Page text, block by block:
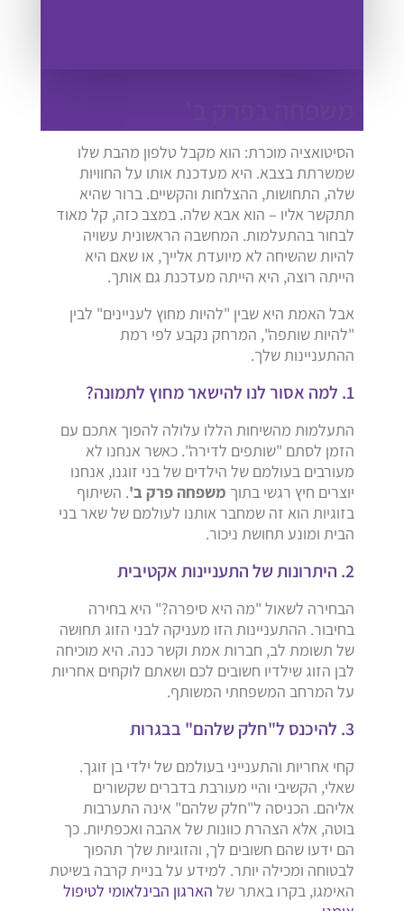
הסיטואציה מוכרת: הוא מקבל טלפון מהבת שלו
שמשרתת בצבא. היא מעדכנת אותו על החוויות
שלה, התחושות, ההצלחות והקשיים. ברור שהיא
תתקשר אליו – הוא אבא שלה. במצב כזה, קל מאוד
לבחור בהתעלמות. המחשבה הראשונית עשויה
להיות שהשיחה לא מיועדת אלייך, או שאם היא
הייתה רוצה, היא הייתה מעדכנת גם אותך.
אבל האמת היא שבין "להיות מחוץ לעניינים" לבין
"להיות שותפה", המרחק נקבע לפי רמת
ההתעניינות שלך.
1. למה אסור לנו להישאר מחוץ לתמונה?
התעלמות מהשיחות הללו עלולה להפוך אתכם עם
הזמן לסתם "שותפים לדירה". כאשר אנחנו לא
מעורבים בעולמם של הילדים של בני זוגנו, אנחנו
יוצרים חיץ רגשי בתוך משפחה פרק ב'. השיתוף
בזוגיות הוא זה שמחבר אותנו לעולמם של שאר בני
הבית ומונע תחושת ניכור.
2. היתרונות של התעניינות אקטיבית
הבחירה לשאול "מה היא סיפרה?" היא בחירה
בחיבור. ההתעניינות הזו מעניקה לבני הזוג תחושה
של תשומת לב, חברות אמת וקשר כנה. היא מוכיחה
לבן הזוג שילדיו חשובים לכם ושאתם לוקחים אחריות
על המרחב המשפחתי המשותף.
3. להיכנס ל"חלק שלהם" בבגרות
קחי אחריות והתענייני בעולמם של ילדי בן זוגך.
שאלי, הקשיבי והיי מעורבת בדברים שקשורים
אליהם. הכניסה ל"חלק שלהם" אינה התערבות
בוטה, אלא הצהרת כוונות של אהבה ואכפתיות. כך
הם ידעו שהם חשובים לך, והזוגיות שלך תהפוך
לבטוחה ומכילה יותר. למידע על בניית קרבה בשיטת
האימגו, בקרו באתר של הארגון הבינלאומי לטיפול